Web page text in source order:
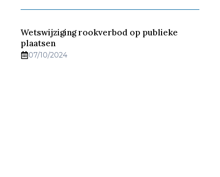
Wetswijziging rookverbod op publieke
plaatsen
07/10/2024